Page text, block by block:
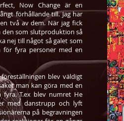
Now Change är en
förhållande till. Jag har
två av dem. När jag fick
den som slutproduktion så
nej till något så galet som
för fyra personer med en
blev väldigt
man kan göra med en
T.ex blev numret He
med danstrupp och lyft
på begravningen